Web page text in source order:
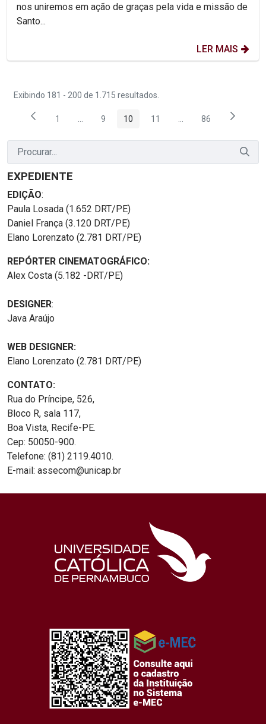
nos uniremos em ação de graças pela vida e missão de
Santo...
LER MAIS
Exibindo 181 - 200 de 1.715 resultados.
Página
1 Páginas intermediárias Usar ABA para navegar.
Página
9 Página
10 Página
11 PáginasPágina
86
EXPEDIENTE
EDIÇÃO:
Paula Losada (1.652 DRT/PE)
Daniel França (3.120 DRT/PE)
Elano Lorenzato (2.781 DRT/PE)
REPÓRTER CINEMATOGRÁFICO:
Alex Costa (5.182 -DRT/PE)
DESIGNER:
Java Araújo
WEB DESIGNER:
Elano Lorenzato (2.781 DRT/PE)
CONTATO:
Rua do Príncipe, 526,
Bloco R, sala 117,
Boa Vista, Recife-PE.
Cep: 50050-900.
Telefone: (81) 2119.4010.
E-mail: assecom@unicap.br